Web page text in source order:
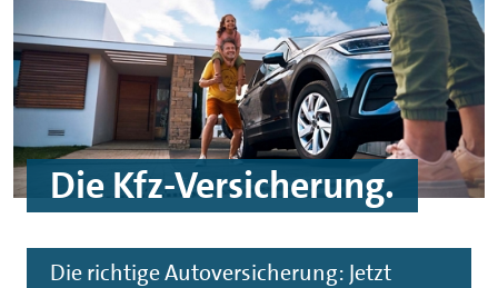
Die Kfz-Versicherung.
Die richtige Autoversicherung: Jetzt